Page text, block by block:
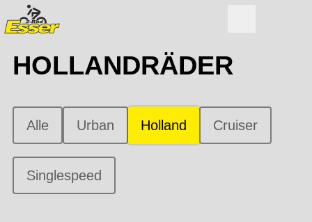
HOLLANDRÄDER
Alle Urban Holland Cruiser
Singlespeed